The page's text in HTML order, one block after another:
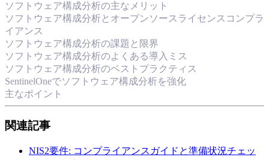
ソフトウェア構成分析の主なメリット
ソフトウェア構成分析とオープンソースライセンスコンプラ
イアンス
ソフトウェア構成分析の課題と限界
ソフトウェア構成分析のよくある導入ミス
ソフトウェア構成分析のベストプラクティス
SentinelOneでソフトウェア構成分析を強化
主なポイント
関連記事
NIS2要件: コンプライアンスガイドと準備状況チェッ